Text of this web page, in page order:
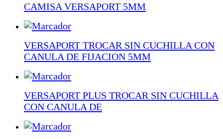
CAMISA VERSAPORT 5MM
VERSAPORT TROCAR SIN CUCHILLA CON
CANULA DE FIJACION 5MM
VERSAPORT PLUS TROCAR SIN CUCHILLA
CON CANULA DE